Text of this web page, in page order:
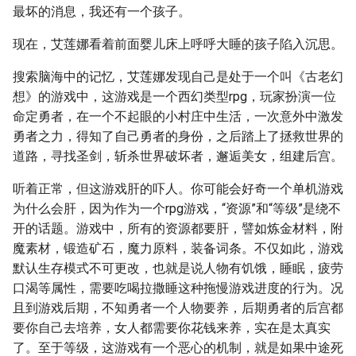
最坏的消息，我还有一个孩子。
现在，艾莲娜看着前面婴儿床上呼呼大睡的孩子陷入沉思。
搜索脑海中的记忆，艾莲娜发现自己是处于一个叫《古老幻
想》的游戏中，这游戏是一个西幻类型rpg，玩家扮演一位
命定勇者，在一个不起眼的小村庄中生活，一次意外中激发
勇者之力，得知了自己勇者的身份，之后踏上了拯救世界的
道路，寻找圣剑，斩杀世界破坏者，邂逅美女，组建后宫。
听着正常，但这游戏肝的吓人。你可能会好奇一个单机游戏
为什么会肝，因为作为一个rpg游戏，“资源”和“等级”是绕不
开的话题。游戏中，所有的资源都要肝，譬如炼金材料，附
魔素材，锻造矿石，魔力原料，装备词条。不仅如此，游戏
默认生存模式不可更改，也就是说人物有饥饿，睡眠，疲劳
口渴等属性，需要吃喝拉撒睡这种拖慢游戏进度的行为。况
且到游戏后期，不知勇者一个人物要养，后期勇者的后宫都
要你自己去培养，女人都需要你花钱来养，实在是太真实
了。至于等级，这游戏有一个恶心的机制，就是如果中途死